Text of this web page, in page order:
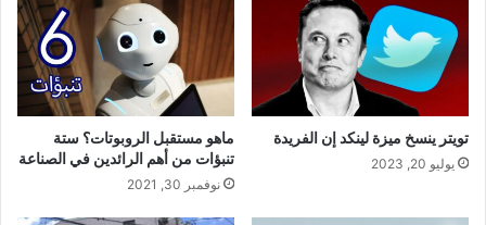
تويتر ينسخ ميزة لينكد إن الفريدة
يوليو 20, 2023
ماهو مستقبل الروبوتات؟ ستة
تنبؤات من أهم الرائدين في الصناعة
نوفمبر 30, 2021